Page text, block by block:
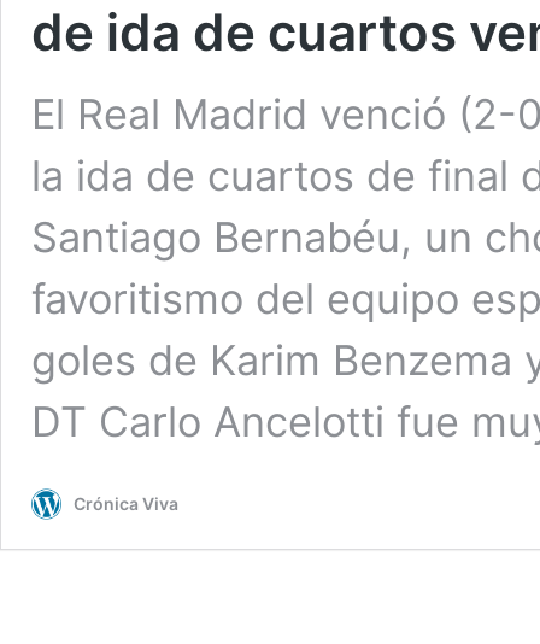
de ida de cuartos
El Real Madrid venció
la ida de cuartos de final
Santiago Bernabéu, un
favoritismo del equipo
goles de Karim Benzema
DT Carlo Ancelotti fue
Crónica Viva